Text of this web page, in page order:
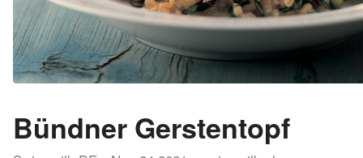
Bündner Gerstentopf